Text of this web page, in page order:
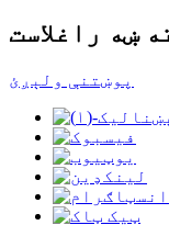
ښه راغلاست
پوښتنې ولېږئ